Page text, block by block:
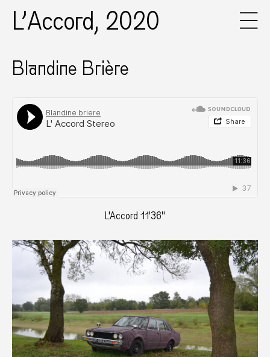
L’Accord, 2020
Blandine Brière
L'Accord 11'36''